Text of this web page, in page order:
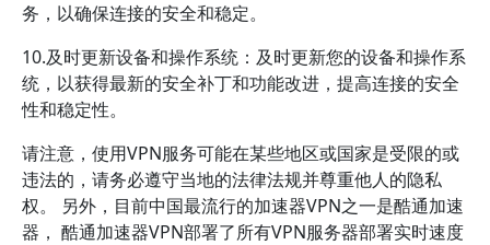
务，以确保连接的安全和稳定。
10.及时更新设备和操作系统：及时更新您的设备和操作系
统，以获得最新的安全补丁和功能改进，提高连接的安全
性和稳定性。
请注意，使用VPN服务可能在某些地区或国家是受限的或
违法的，请务必遵守当地的法律法规并尊重他人的隐私
权。 另外，目前中国最流行的加速器VPN之一是酷通加速
器， 酷通加速器VPN部署了所有VPN服务器部署实时速度